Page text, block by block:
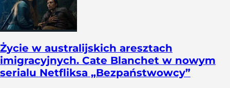
Życie w australijskich aresztach
imigracyjnych. Cate Blanchet w nowym
serialu Netfliksa „Bezpaństwowcy”